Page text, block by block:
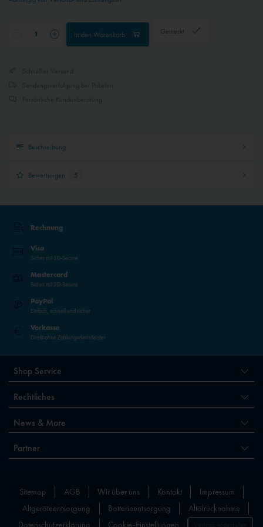
In den Warenkorb Gemerkt
Beschreibung
Bewertungen 5
Rechnung
Visa
Sicher mit 3D-Secure
Mastercard
Sicher mit 3D-Secure
PayPal
Einfach, schnell und sicher
Vorkasse
Direkt ohne Zahlungsdienstleister
Shop Service
Rechtliches
News & More
Partner
Sitemap AGB Wir über uns Kontakt
Impressum
Altgeräteentsorgung
Batterieentsorgung
Altölrücknahme
Datenschutzerklärung
Cookie-Einstellungen
Externe Medien Inaktiv